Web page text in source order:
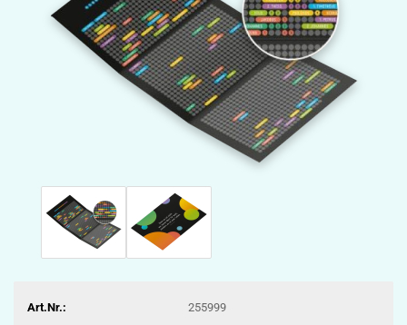
Art.Nr.:
255999